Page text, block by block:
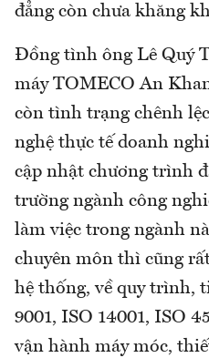
đẳng còn chưa khăng
Đồng tình ông Lê Quý
máy TOMECO An
còn tình trạng chênh
nghệ thực tế doanh
cập nhật chương trình
trường ngành công
làm việc trong ngành
chuyên môn thì cũng
hệ thống, về quy trình,
9001, ISO 14001, ISO
vận hành máy móc,